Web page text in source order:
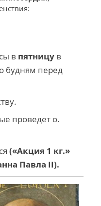
в пятницув
будням перед
проведет о.
(«Акция 1 кг.»
Павла II).